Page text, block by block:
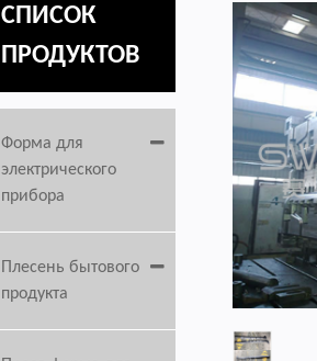
СПИСОК
ПРОДУКТОВ
Форма для
электрического
прибора
Плесень бытового
продукта